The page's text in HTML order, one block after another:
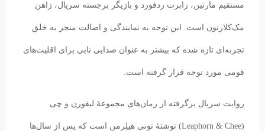
مستقیم مارتین، رابرت ردفورد و بازیگر برجسته سریال، زاهن
مک‌کلارنون است. این توجه به نمایندگی و اصالت منجر به خلق
تجربه‌ای تازه شده که بیشتر به عنوان صدایی نابی برای اقلیت‌های
قومی مورد توجه قرار گرفته است.
روایت سریال برگرفته از رمان‌های مجموعهٔ لیفورن و چی
(Leaphorn & Chee) نوشتهٔ تونی هیلِرمن است که پس از سال‌ها